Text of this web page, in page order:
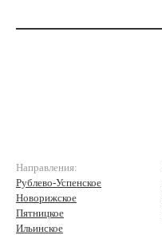
Направления:
Рублево-Успенское
Новорижское
Пятницкое
Ильинское